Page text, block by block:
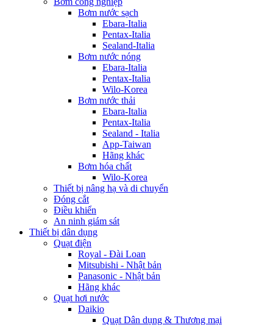
Bơm nước sạch
Ebara-Italia
Pentax-Italia
Sealand-Italia
Bơm nước nóng
Ebara-Italia
Pentax-Italia
Wilo-Korea
Bơm nước thải
Ebara-Italia
Pentax-Italia
Sealand - Italia
App-Taiwan
Hãng khác
Bơm hóa chất
Wilo-Korea
Thiết bị nâng hạ và di chuyển
Đóng cắt
Điều khiển
An ninh giám sát
Thiết bị dân dụng
Quạt điện
Royal - Đài Loan
Mitsubishi - Nhật bản
Panasonic - Nhật bản
Hãng khác
Quạt hơi nước
Daikio
Quạt Dân dụng & Thương mại